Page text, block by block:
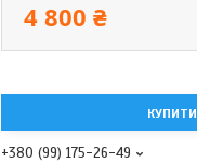
4 800 ₴
КУПИТИ
+380 (99) 175-26-49